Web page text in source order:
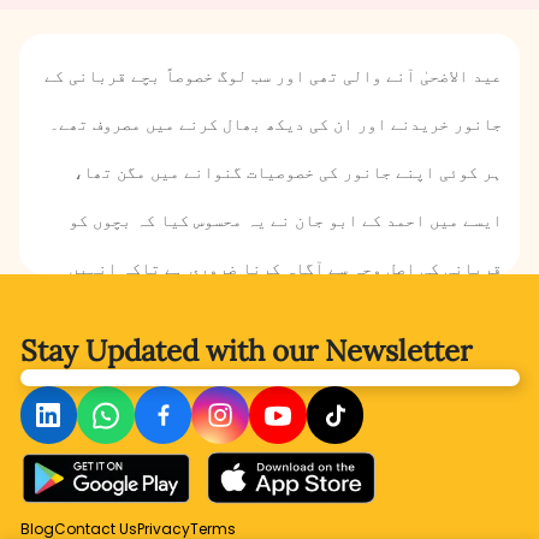
عید الاضحیٰ آنے والی تھی اور سب لوگ خصوصاً بچے قربانی کے
جانور خریدنے اور ان کی دیکھ بھال کرنے میں مصروف تھے۔
ہر کوئی اپنے جانور کی خصوصیات گنوانے میں مگن تھا،
ایسے میں احمد کے ابو جان نے یہ محسوس کیا کہ بچوں کو
قربانی کی اصل وجہ سے آگاہ کرنا ضروری ہے تاکہ انہیں
صوفیہ کو حضرت ابراہیم علیہ السلام کی عظیم قربانی کے
بارے میں بتایا؟ حضرت ابراہیم علیہ السلام نے کیا خواب
دیکھا؟ حضرت اسماعیل علیہ السلام کی جگہ حضرت ابراہیم
علیہ السلام نے کس کو قربان کیا؟ عید قربان کا اصل مقصد
Stay Updated withour Newsletter
BlogContact UsPrivacyTerms